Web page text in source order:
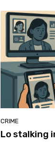
CRIME
Lo stalking